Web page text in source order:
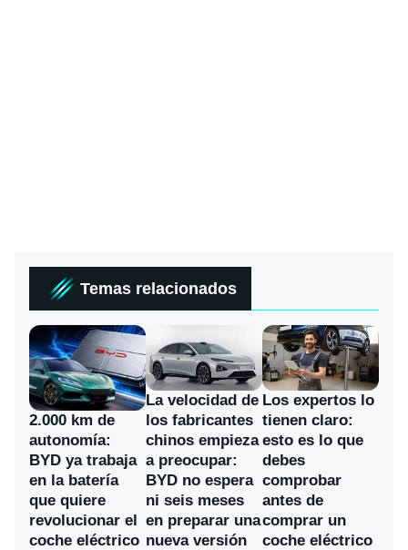
Temas relacionados
2.000 km de
autonomía:
BYD ya trabaja
en la batería
que quiere
revolucionar el
coche eléctrico
La velocidad de
los fabricantes
chinos empieza
a preocupar:
BYD no espera
ni seis meses
en preparar una
nueva versión
Los expertos lo
tienen claro:
esto es lo que
debes
comprobar
antes de
comprar un
coche eléctrico